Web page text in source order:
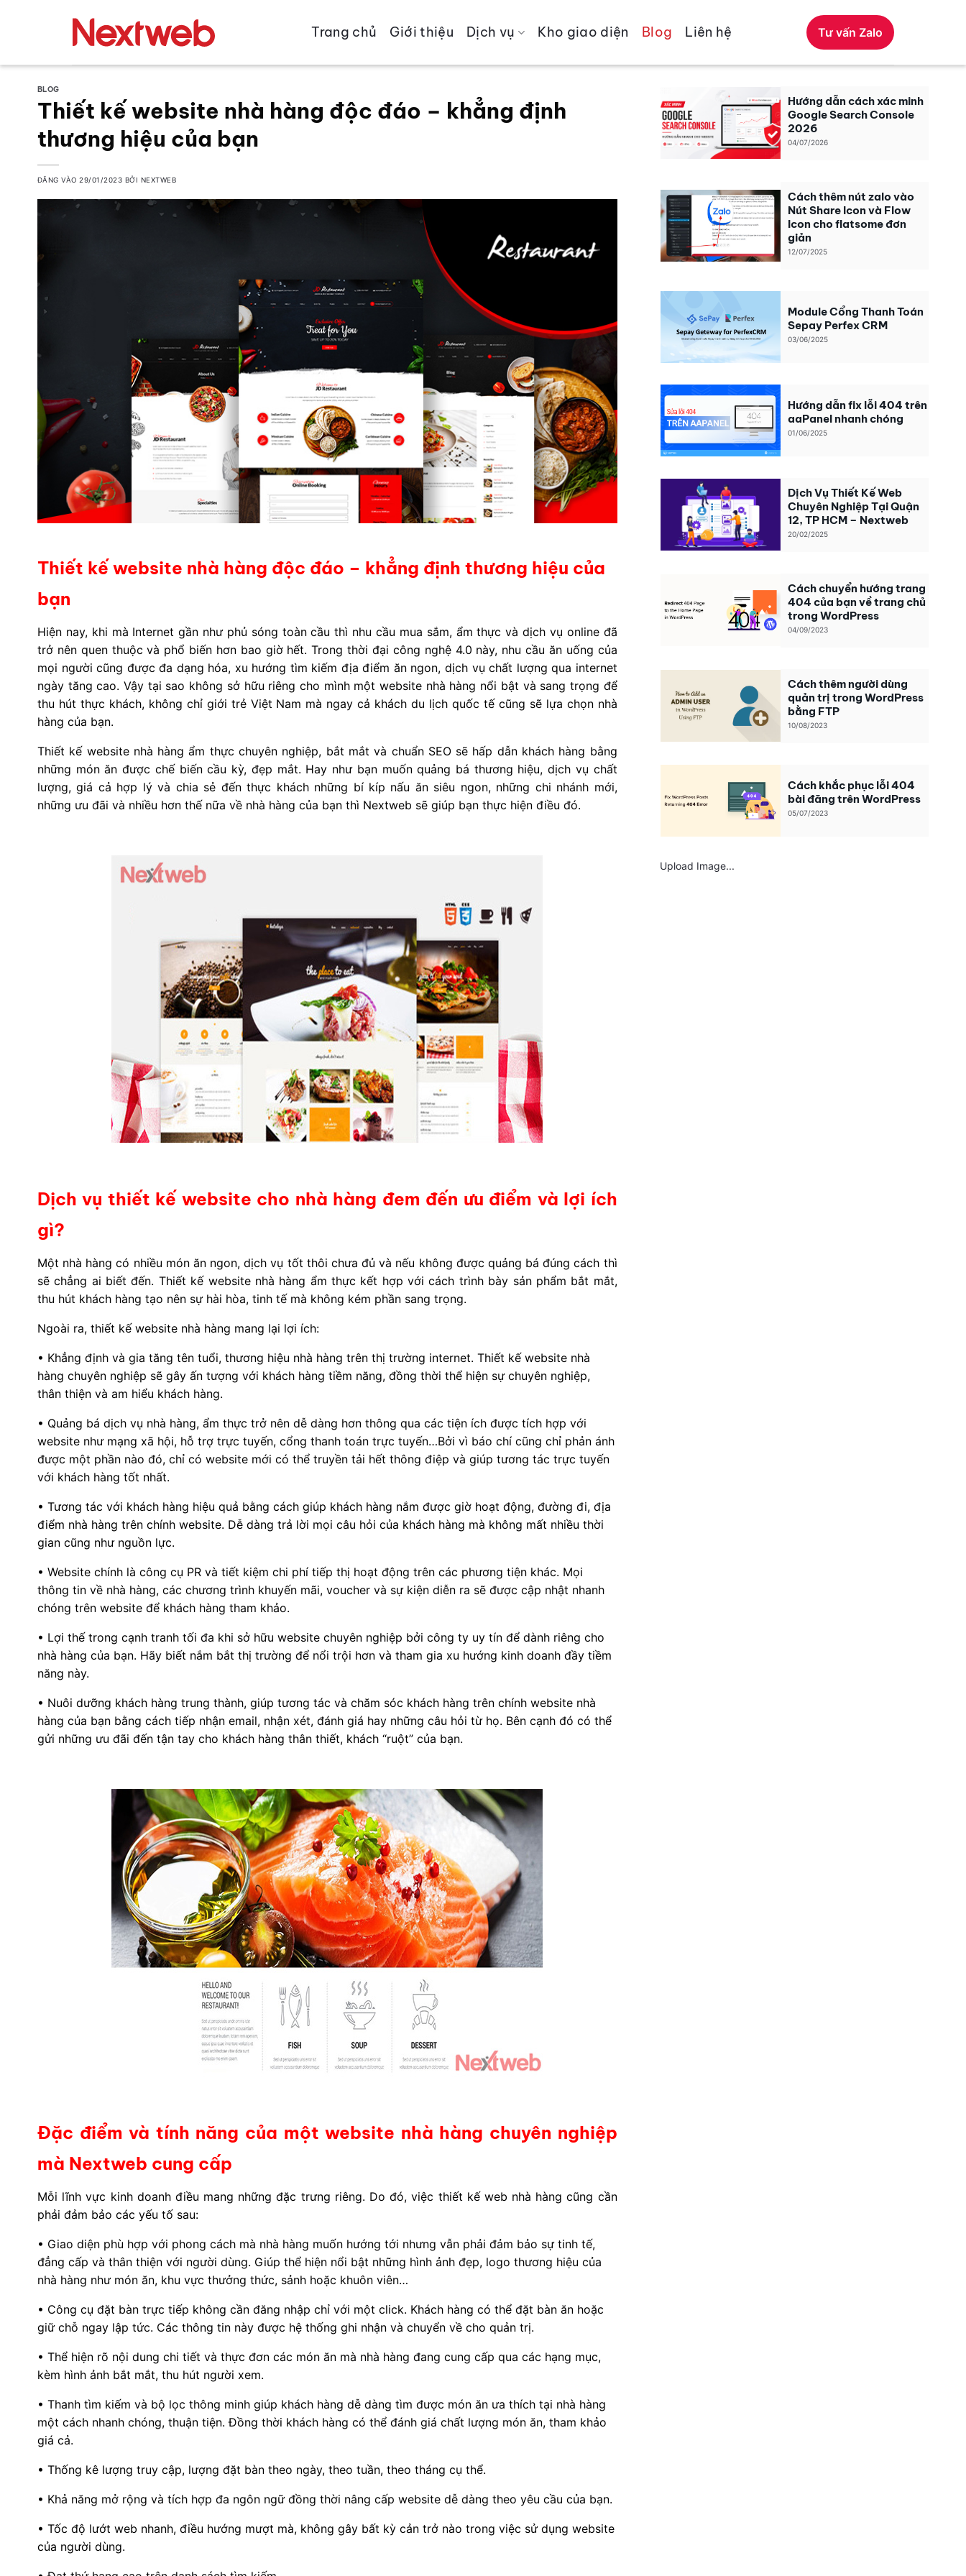
Trang chủ Giới thiệu Dịch vụ Kho giao diện Blog Liên hệ Tư vấn Zalo
BLOG
Thiết kế website nhà hàng độc đáo – khẳng định
thương hiệu của bạn
ĐĂNG VÀO29/01/2023 BỞI NEXTWEB
Thiết kế website nhà hàng độc đáo – khẳng định thương hiệu của
bạn
Hiện nay, khi mà Internet gần như phủ sóng toàn cầu thì nhu cầu mua sắm, ẩm thực và dịch vụ online đã
trở nên quen thuộc và phổ biến hơn bao giờ hết. Trong thời đại công nghệ 4.0 này, nhu cầu ăn uống của
mọi người cũng được đa dạng hóa, xu hướng tìm kiếm địa điểm ăn ngon, dịch vụ chất lượng qua internet
ngày tăng cao. Vậy tại sao không sở hữu riêng cho mình một website nhà hàng nổi bật và sang trọng để
thu hút thực khách, không chỉ giới trẻ Việt Nam mà ngay cả khách du lịch quốc tế cũng sẽ lựa chọn nhà
hàng của bạn.
Thiết kế website nhà hàng ẩm thực chuyên nghiệp, bắt mắt và chuẩn SEO sẽ hấp dẫn khách hàng bằng
những món ăn được chế biến cầu kỳ, đẹp mắt. Hay như bạn muốn quảng bá thương hiệu, dịch vụ chất
lượng, giá cả hợp lý và chia sẻ đến thực khách những bí kíp nấu ăn siêu ngon, những chi nhánh mới,
những ưu đãi và nhiều hơn thế nữa về nhà hàng của bạn thì Nextweb sẽ giúp bạn thực hiện điều đó.
Dịch vụ thiết kế website cho nhà hàng đem đến ưu điểm và lợi ích
gì?
Một nhà hàng có nhiều món ăn ngon, dịch vụ tốt thôi chưa đủ và nếu không được quảng bá đúng cách thì
sẽ chẳng ai biết đến. Thiết kế website nhà hàng ẩm thực kết hợp với cách trình bày sản phẩm bắt mắt,
thu hút khách hàng tạo nên sự hài hòa, tinh tế mà không kém phần sang trọng.
Ngoài ra, thiết kế website nhà hàng mang lại lợi ích:
• Khẳng định và gia tăng tên tuổi, thương hiệu nhà hàng trên thị trường internet. Thiết kế website nhà
hàng chuyên nghiệp sẽ gây ấn tượng với khách hàng tiềm năng, đồng thời thể hiện sự chuyên nghiệp,
thân thiện và am hiểu khách hàng.
• Quảng bá dịch vụ nhà hàng, ẩm thực trở nên dễ dàng hơn thông qua các tiện ích được tích hợp với
website như mạng xã hội, hỗ trợ trực tuyến, cổng thanh toán trực tuyến…Bởi vì báo chí cũng chỉ phản ánh
được một phần nào đó, chỉ có website mới có thể truyền tải hết thông điệp và giúp tương tác trực tuyến
với khách hàng tốt nhất.
• Tương tác với khách hàng hiệu quả bằng cách giúp khách hàng nắm được giờ hoạt động, đường đi, địa
điểm nhà hàng trên chính website. Dễ dàng trả lời mọi câu hỏi của khách hàng mà không mất nhiều thời
gian cũng như nguồn lực.
• Website chính là công cụ PR và tiết kiệm chi phí tiếp thị hoạt động trên các phương tiện khác. Mọi
thông tin về nhà hàng, các chương trình khuyến mãi, voucher và sự kiện diễn ra sẽ được cập nhật nhanh
chóng trên website để khách hàng tham khảo.
• Lợi thế trong cạnh tranh tối đa khi sở hữu website chuyên nghiệp bởi công ty uy tín để dành riêng cho
nhà hàng của bạn. Hãy biết nắm bắt thị trường để nổi trội hơn và tham gia xu hướng kinh doanh đầy tiềm
năng này.
• Nuôi dưỡng khách hàng trung thành, giúp tương tác và chăm sóc khách hàng trên chính website nhà
hàng của bạn bằng cách tiếp nhận email, nhận xét, đánh giá hay những câu hỏi từ họ. Bên cạnh đó có thể
gửi những ưu đãi đến tận tay cho khách hàng thân thiết, khách “ruột” của bạn.
Đặc điểm và tính năng của một website nhà hàng chuyên nghiệp
mà Nextweb cung cấp
Mỗi lĩnh vực kinh doanh điều mang những đặc trưng riêng. Do đó, việc thiết kế web nhà hàng cũng cần
phải đảm bảo các yếu tố sau:
• Giao diện phù hợp với phong cách mà nhà hàng muốn hướng tới nhưng vẫn phải đảm bảo sự tinh tế,
đẳng cấp và thân thiện với người dùng. Giúp thể hiện nổi bật những hình ảnh đẹp, logo thương hiệu của
nhà hàng như món ăn, khu vực thưởng thức, sảnh hoặc khuôn viên…
• Công cụ đặt bàn trực tiếp không cần đăng nhập chỉ với một click. Khách hàng có thể đặt bàn ăn hoặc
giữ chỗ ngay lập tức. Các thông tin này được hệ thống ghi nhận và chuyển về cho quản trị.
• Thể hiện rõ nội dung chi tiết và thực đơn các món ăn mà nhà hàng đang cung cấp qua các hạng mục,
kèm hình ảnh bắt mắt, thu hút người xem.
• Thanh tìm kiếm và bộ lọc thông minh giúp khách hàng dễ dàng tìm được món ăn ưa thích tại nhà hàng
một cách nhanh chóng, thuận tiện. Đồng thời khách hàng có thể đánh giá chất lượng món ăn, tham khảo
giá cả.
• Thống kê lượng truy cập, lượng đặt bàn theo ngày, theo tuần, theo tháng cụ thể.
• Khả năng mở rộng và tích hợp đa ngôn ngữ đồng thời nâng cấp website dễ dàng theo yêu cầu của bạn.
• Tốc độ lướt web nhanh, điều hướng mượt mà, không gây bất kỳ cản trở nào trong việc sử dụng website
của người dùng.
Hướng dẫn cách xác minh
Google Search Console
2026
04/07/2026
Cách thêm nút zalo vào
Nút Share Icon và Flow
Icon cho flatsome đơn
giản
12/07/2025
Module Cổng Thanh Toán
Sepay Perfex CRM
03/06/2025
Hướng dẫn fix lỗi 404 trên
aaPanel nhanh chóng
01/06/2025
Dịch Vụ Thiết Kế Web
Chuyên Nghiệp Tại Quận
12, TP HCM – Nextweb
20/02/2025
Cách chuyển hướng trang
404 của bạn về trang chủ
trong WordPress
04/09/2023
Cách thêm người dùng
quản trị trong WordPress
bằng FTP
10/08/2023
Cách khắc phục lỗi 404
bài đăng trên WordPress
05/07/2023
Upload Image...